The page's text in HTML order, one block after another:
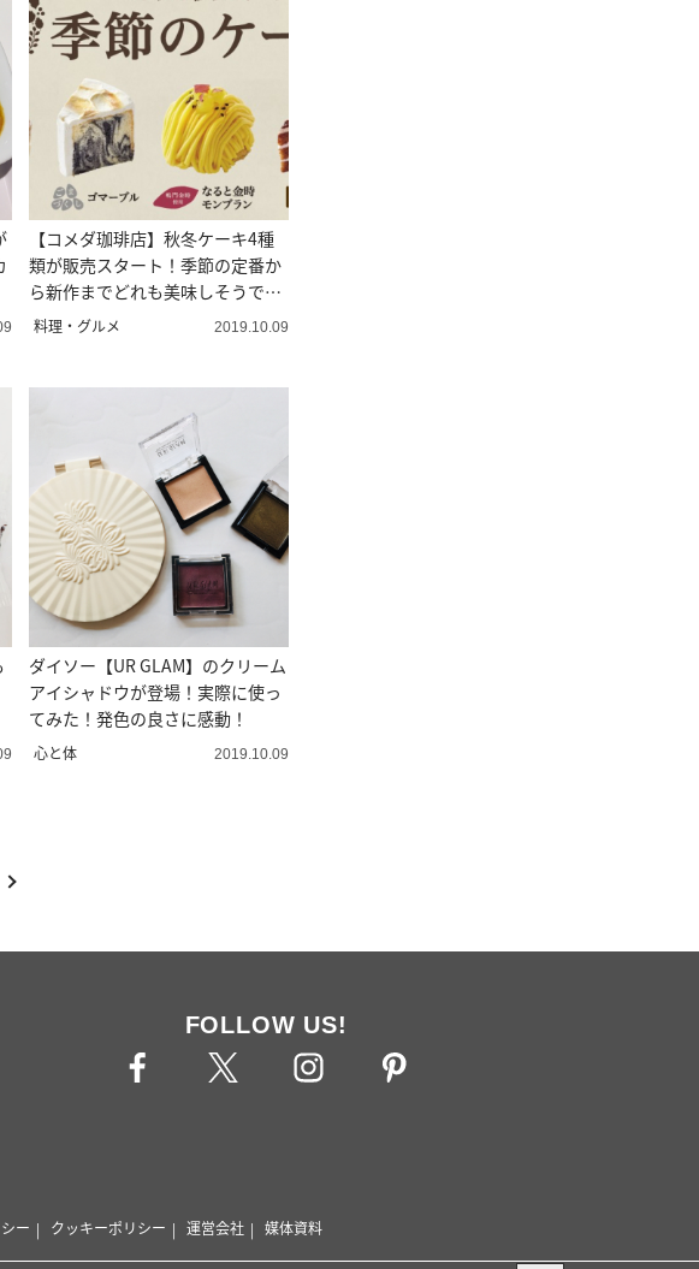
【コメダ珈琲店】秋冬ケーキ4種
類が販売スタート！季節の定番か
ら新作までどれも美味しそうで迷
っちゃう♡
料理・グルメ 2019.10.09
ダイソー【UR GLAM】のクリーム
アイシャドウが登場！実際に使っ
てみた！発色の良さに感動！
心と体 2019.10.09
FOLLOW US!
ー クッキーポリシー 運営会社 媒体資料